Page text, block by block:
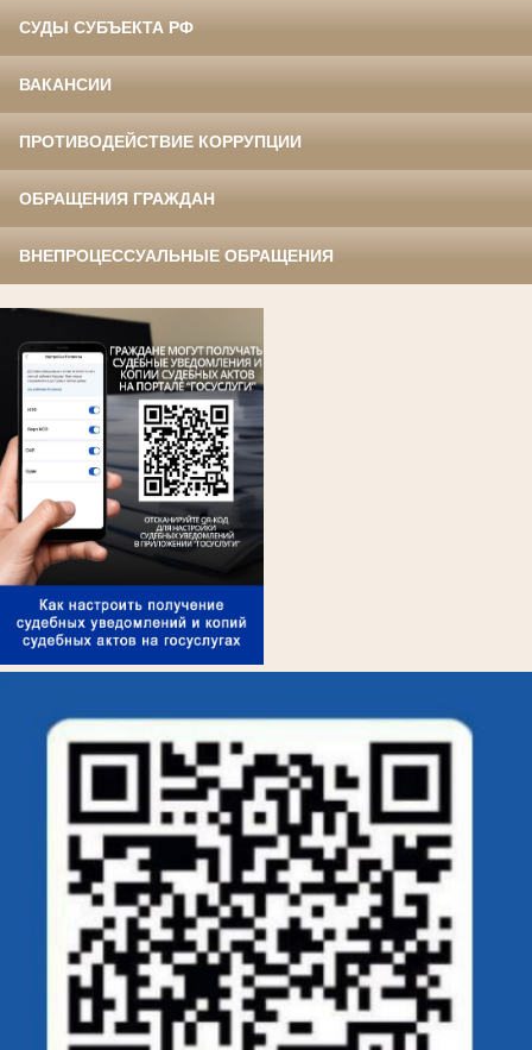
СУДЫ СУБЪЕКТА РФ
ВАКАНСИИ
ПРОТИВОДЕЙСТВИЕ КОРРУПЦИИ
ОБРАЩЕНИЯ ГРАЖДАН
ВНЕПРОЦЕССУАЛЬНЫЕ ОБРАЩЕНИЯ